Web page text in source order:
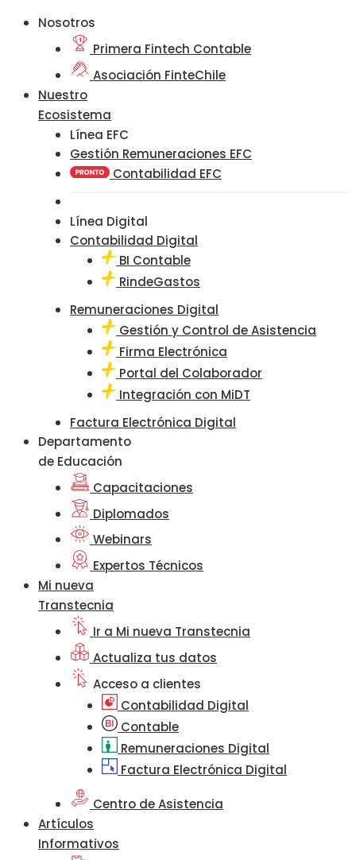
Nosotros
Primera Fintech Contable
Asociación FinteChile
Nuestro
Ecosistema
Línea EFC
Gestión Remuneraciones EFC
Contabilidad EFC
Línea Digital
Contabilidad Digital
BI Contable
RindeGastos
Remuneraciones Digital
Gestión y Control de Asistencia
Firma Electrónica
Portal del Colaborador
Integración con MiDT
Factura Electrónica Digital
Departamento
de Educación
Capacitaciones
Diplomados
Webinars
Expertos Técnicos
Mi nueva
Transtecnia
Ir a Mi nueva Transtecnia
Actualiza tus datos
Acceso a clientes
Contabilidad Digital
Contable
Remuneraciones Digital
Factura Electrónica Digital
Centro de Asistencia
Artículos
Informativos